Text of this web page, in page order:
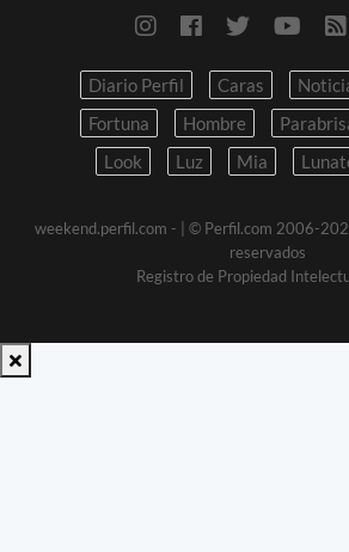
Diario Perfil Caras
Fortuna
Hombre
Look
Luz Mia
weekend.perfil.com -
| © Perfil.com 2006-
reservados
Registro de Propiedad